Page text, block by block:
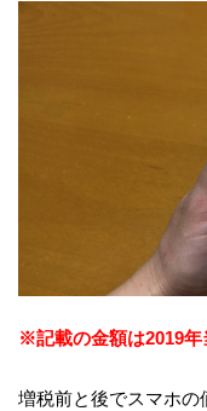
※記載の金額は2019年
増税前と後でスマホ